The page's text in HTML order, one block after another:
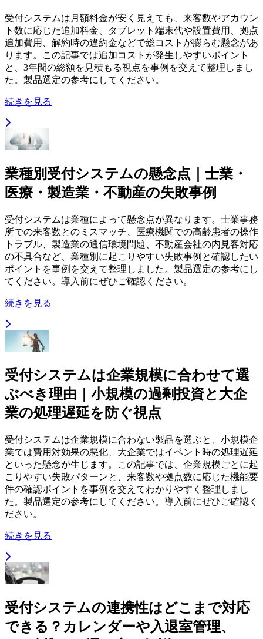
受付システムは月額料金が安く見えても、来客数やアカウン
ト数に応じた追加料金、タブレット端末代や設置費用、拠点
追加費用、解約時の違約金などで総コストが膨らむ懸念があ
ります。この記事では追加コストが発生しやすいポイント
と、3年間の総額を見積もる視点を事例を交えて整理しまし
た。製品選定の参考にしてください。
続きを見る
業種別受付システムの懸念点｜士業・
医療・製造業・不動産の失敗事例
受付システムは業種によって懸念点が異なります。士業事務
所での来客数とのミスマッチ、医療機関での高齢患者の操作
トラブル、製造業の通信環境問題、不動産会社の内見客対応
の不具合など、業種別に起こりやすい失敗事例と確認したい
ポイントを事例を交えて整理しました。製品選定の参考にし
てください。導入前にぜひご確認ください。
続きを見る
受付システムは企業規模に合わせて選
ぶべき理由｜小規模の過剰投資と大企
業の処理遅延を防ぐ視点
受付システムは企業規模に合わない製品を選ぶと、小規模企
業では費用対効果の悪化、大企業ではイベント時の処理遅延
といった懸念が生じます。この記事では、企業規模ごとに起
こりやすい失敗パターンと、来客数や拠点数に応じた機能要
件の確認ポイントを事例を交えてわかりやすく整理しまし
た。製品選定の参考にしてください。導入前にぜひご確認く
ださい。
続きを見る
受付システムの連携性はどこまで対応
できる？カレンダーや入退室管理、